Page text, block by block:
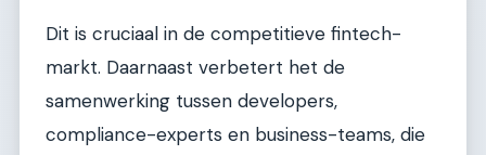
Dit is cruciaal in de competitieve fintech-
markt. Daarnaast verbetert het de
samenwerking tussen developers,
compliance-experts en business-teams, die